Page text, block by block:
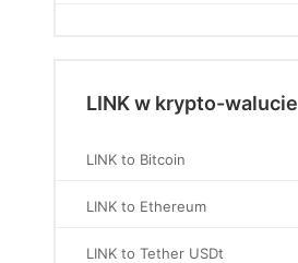
LINK w krypto-walucie
LINK to Bitcoin
LINK to Ethereum
LINK to Tether USDt